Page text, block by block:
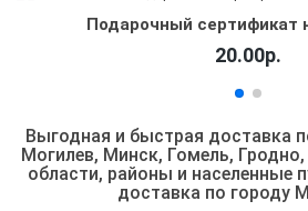
Подарочный сертификат
20.00р.
Выгодная и быстрая доставка
Могилев, Минск, Гомель, Гродно,
области, районы и населенные
доставка по городу